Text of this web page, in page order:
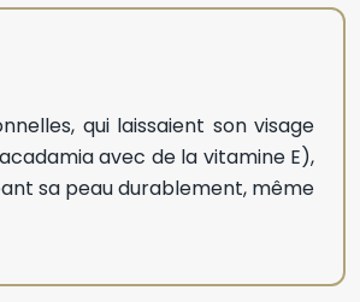
qui laissaient son visage
avec de la vitamine E),
sa peau durablement, même